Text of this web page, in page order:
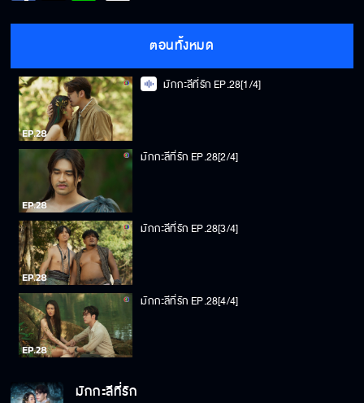
ตอนทั้งหมด
มักกะลีที่รัก EP.28[1/4]
มักกะลีที่รัก EP.28[2/4]
มักกะลีที่รัก EP.28[3/4]
มักกะลีที่รัก EP.28[4/4]
มักกะลีที่รัก